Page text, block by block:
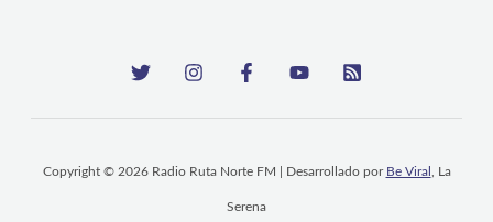
Copyright © 2026 Radio Ruta Norte FM | Desarrollado por Be Viral , La
Serena